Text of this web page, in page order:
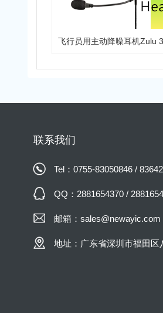
飞行员用主动降噪耳机Zulu 3
联系我们
Tel：0755-83050846 /
QQ：2881654370 /
邮箱：sales@newayic.com
地址：广东省深圳市福田区